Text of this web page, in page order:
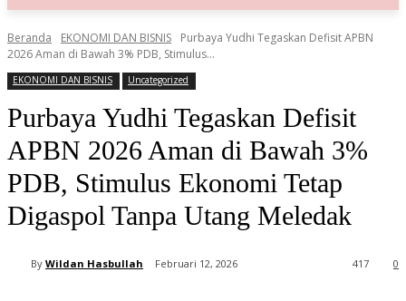
Beranda EKONOMI DAN BISNIS
Purbaya Yudhi Tegaskan Defisit APBN
2026 Aman di Bawah 3% PDB, Stimulus...
EKONOMI DAN BISNIS Uncategorized
Purbaya Yudhi Tegaskan Defisit
APBN 2026 Aman di Bawah 3%
PDB, Stimulus Ekonomi Tetap
Digaspol Tanpa Utang Meledak
By Wildan Hasbullah Februari 12, 2026 0
417